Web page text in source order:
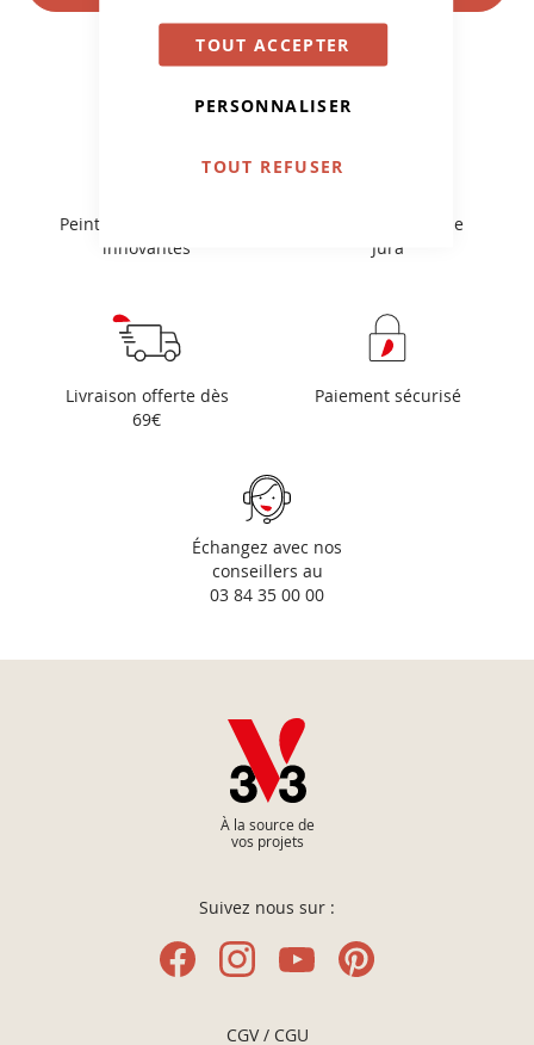
TOUT ACCEPTER
PERSONNALISER
TOUT REFUSER
Peintures et solutions
innovantes
Fabriquées dans le
Jura
Livraison offerte dès
69€
Paiement sécurisé
Échangez avec nos
conseillers au
03 84 35 00 00
À la source de
vos projets
Suivez nous sur :
CGV / CGU